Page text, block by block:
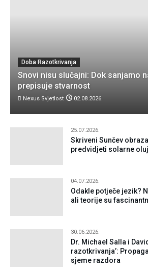
Doba Razotkrivanja
Snovi nisu slučajni: Dok sanjamo
prepisuje stvarnost
Nexus Svjetlost 02.08.2026.
25.07.2026.
Skriveni Sunčev
predvidjeti solarne
04.07.2026.
Odakle potječe jezik?
ali teorije su
30.06.2026.
Dr. Michael Salla i
razotkrivanja’:
sjeme razdora